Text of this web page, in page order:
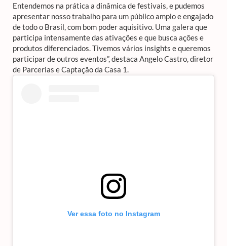
Entendemos na prática a dinâmica de festivais, e pudemos
apresentar nosso trabalho para um público amplo e engajado
de todo o Brasil, com bom poder aquisitivo. Uma galera que
participa intensamente das ativações e que busca ações e
produtos diferenciados. Tivemos vários insights e queremos
participar de outros eventos”, destaca Angelo Castro, diretor
de Parcerias e Captação da Casa 1.
Ver essa foto no Instagram